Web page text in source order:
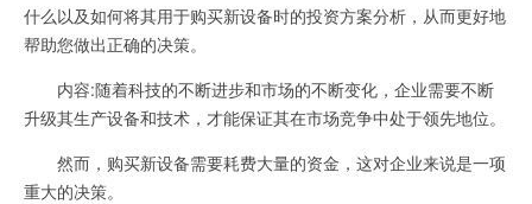
什么以及如何将其用于购买新设备时的投资方案分析，从而更好地
帮助您做出正确的决策。
内容:随着科技的不断进步和市场的不断变化，企业需要不断
升级其生产设备和技术，才能保证其在市场竞争中处于领先地位。
然而，购买新设备需要耗费大量的资金，这对企业来说是一项
重大的决策。